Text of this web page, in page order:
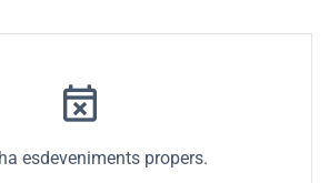
event_busy
esdeveniments propers.